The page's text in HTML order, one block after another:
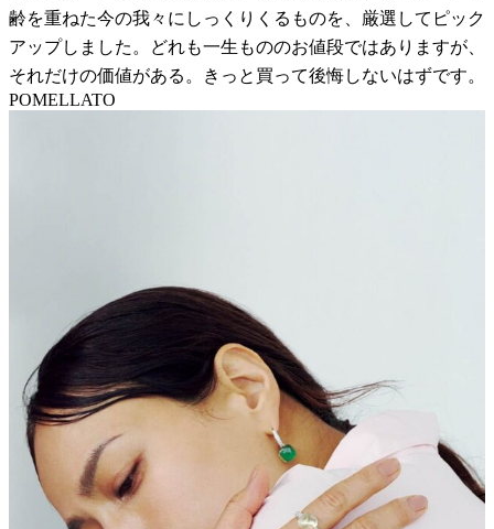
齢を重ねた今の我々にしっくりくるものを、厳選してピック
アップしました。どれも一生もののお値段ではありますが、
それだけの価値がある。きっと買って後悔しないはずです。
POMELLATO